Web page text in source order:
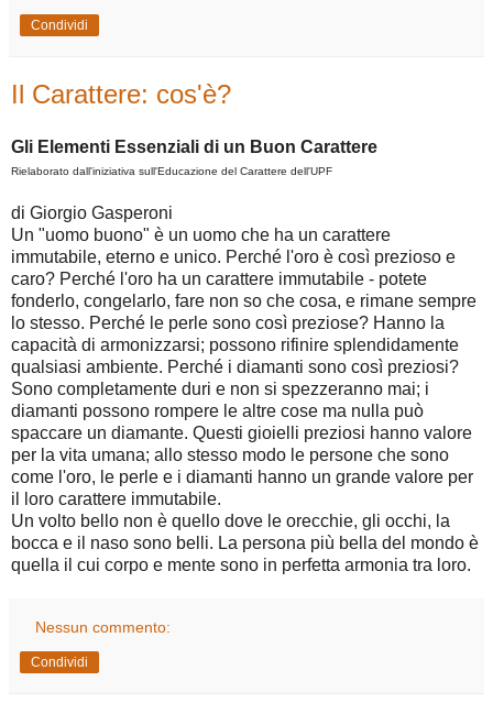
Condividi
Il Carattere: cos'è?
Gli Elementi Essenziali di un Buon Carattere
Rielaborato dall'iniziativa sull'Educazione del Carattere dell'UPF
di Giorgio Gasperoni
Un "uomo buono" è un uomo che ha un carattere
immutabile, eterno e unico. Perché l'oro è così prezioso e
caro? Perché l'oro ha un carattere immutabile - potete
fonderlo, congelarlo, fare non so che cosa, e rimane sempre
lo stesso. Perché le perle sono così preziose? Hanno la
capacità di armonizzarsi; possono rifinire splendidamente
qualsiasi ambiente. Perché i diamanti sono così preziosi?
Sono completamente duri e non si spezzeranno mai; i
diamanti possono rompere le altre cose ma nulla può
spaccare un diamante. Questi gioielli preziosi hanno valore
per la vita umana; allo stesso modo le persone che sono
come l'oro, le perle e i diamanti hanno un grande valore per
il loro carattere immutabile.
Un volto bello non è quello dove le orecchie, gli occhi, la
bocca e il naso sono belli. La persona più bella del mondo è
quella il cui corpo e mente sono in perfetta armonia tra loro.
Nessun commento:
Condividi